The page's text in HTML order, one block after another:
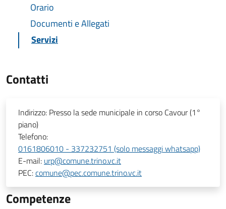
Orario
Documenti e Allegati
Servizi
Contatti
Indirizzo: Presso la sede municipale in corso Cavour (1°
piano)
Telefono:
0161806010 - 337232751 (solo messaggi whatsapp)
E-mail: urp@comune.trino.vc.it
PEC:comune@pec.comune.trino.vc.it
Competenze